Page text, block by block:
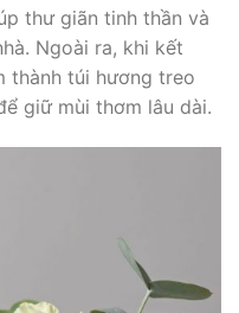
thư giãn tinh thần và
Ngoài ra, khi kết
thành túi hương treo
giữ mùi thơm lâu dài.